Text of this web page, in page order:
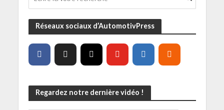
Réseaux sociaux d’AutomotivPress
Regardez notre dernière vidéo !